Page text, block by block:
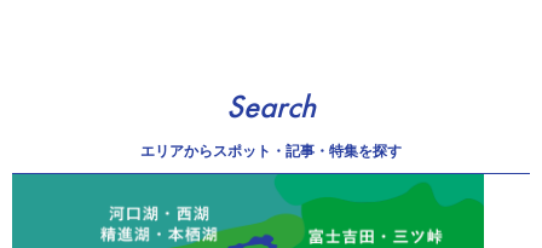
Search
エリアからスポット・記事・特集を探す